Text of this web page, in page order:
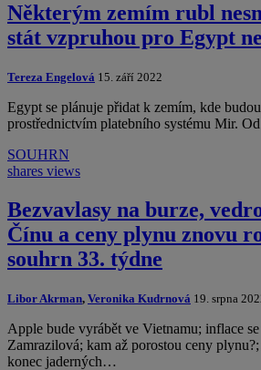
Některým zemím rubl
stát vzpruhou pro Egypt
Tereza Engelová 15. září 2022
Egypt se plánuje přidat k zemím, kde
prostřednictvím platebního systému Mir.
SOUHRN
shares views
Bezvavlasy na burze,
Čínu a ceny plynu znovu
souhrn 33. týdne
Libor Akrman, Veronika Kudrnová 19. srpna
Apple bude vyrábět ve Vietnamu; inflace
Zamrazilová; kam až porostou ceny
konec jaderných…